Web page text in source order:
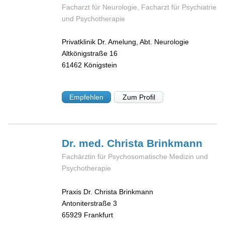
Facharzt für Neurologie, Facharzt für Psychiatrie
und Psychotherapie
Privatklinik Dr. Amelung, Abt. Neurologie
Altkönigstraße 16
61462 Königstein
Empfehlen Zum Profil
Dr. med. Christa Brinkmann
Fachärztin für Psychosomatische Medizin und
Psychotherapie
Praxis Dr. Christa Brinkmann
Antoniterstraße 3
65929 Frankfurt